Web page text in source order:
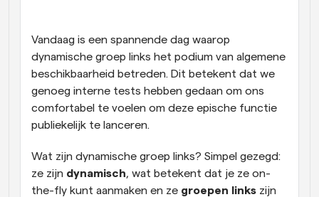
Supercharged planning met AI-gestuurde
oproepen
Automatiseer planning en herinneringen
Blog
Blijf op de hoogte van het laatste nieuws en updates
Instant Vergaderingen
Dynamische Groep Links
Boek naadloos vergaderingen met meerdere mensen
Vandaag is een spannende dag waarop
dynamische groep links het podium van algemene
beschikbaarheid betreden. Dit betekent dat we
genoeg interne tests hebben gedaan om ons
comfortabel te voelen om deze epische functie
publiekelijk te lanceren.
Wat zijn dynamische groep links? Simpel gezegd:
ze zijn dynamisch, wat betekent dat je ze on-
the-fly kunt aanmaken en ze groepen links zijn